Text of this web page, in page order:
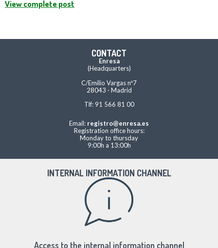
View complete post
CONTACT
Enresa
(Headquarters)
C/Emilio Vargas nº7
28043 · Madrid
Tlf: 91 566 81 00
Email: registro@enresa.es
Registration office hours:
Monday to thursday
9:00h a 13:00h
INTERNAL INFORMATION CHANNEL
Access to the internal information channel